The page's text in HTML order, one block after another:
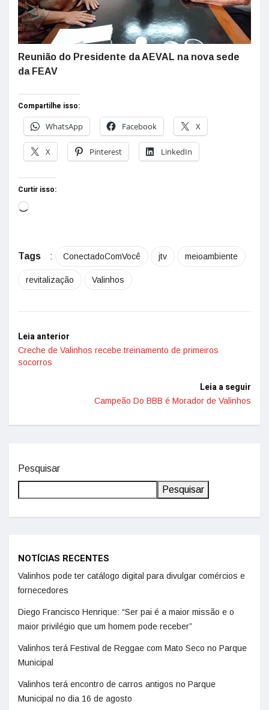
Reunião do Presidente da AEVAL na nova sede
da FEAV
Compartilhe isso:
WhatsApp
Facebook X
X Pinterest LinkedIn
Curtir isso:
Tags : ConectadoComVocê jtv meioambiente
revitalização Valinhos
Leia anterior
Creche de Valinhos recebe treinamento de primeiros
socorros
Leia a seguir
Campeão Do BBB é Morador de Valinhos
Pesquisar
Pesquisar
NOTÍCIAS RECENTES
Valinhos pode ter catálogo digital para divulgar comércios e
fornecedores
Diego Francisco Henrique: “Ser pai é a maior missão e o
maior privilégio que um homem pode receber”
Valinhos terá Festival de Reggae com Mato Seco no Parque
Municipal
Valinhos terá encontro de carros antigos no Parque
Municipal no dia 16 de agosto